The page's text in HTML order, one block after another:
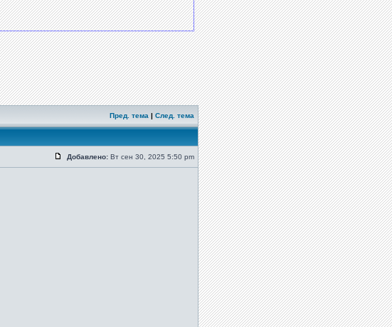
Пред. тема | След. тема
Добавлено: Вт сен 30, 2025 5:50 pm